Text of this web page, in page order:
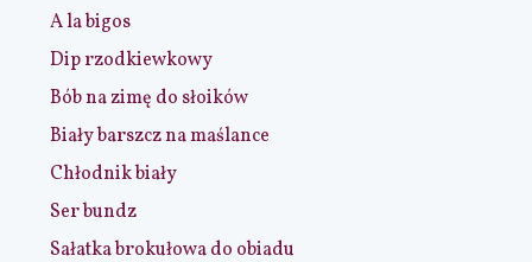
A la bigos
Dip rzodkiewkowy
Bób na zimę do słoików
Biały barszcz na maślance
Chłodnik biały
Ser bundz
Sałatka brokułowa do obiadu